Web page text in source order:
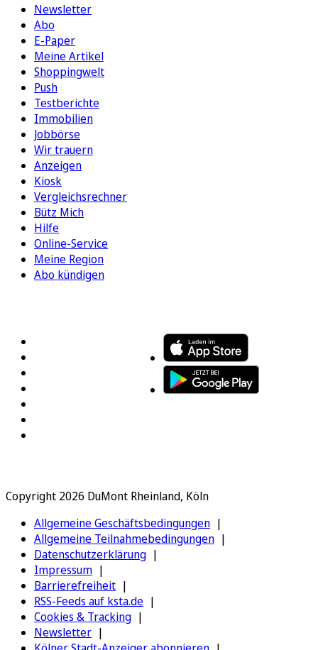
Newsletter
Abo
E-Paper
Meine Artikel
Shoppingwelt
Push
Testberichte
Immobilien
Jobbörse
Wir trauern
Anzeigen
Kiosk
Vergleichsrechner
Bütz Mich
Hilfe
Online-Service
Meine Region
Abo kündigen
Copyright 2026 DuMont Rheinland, Köln
Allgemeine Geschäftsbedingungen
Allgemeine Teilnahmebedingungen
Datenschutzerklärung
Impressum
Barrierefreiheit
RSS-Feeds auf ksta.de
Cookies & Tracking
Newsletter